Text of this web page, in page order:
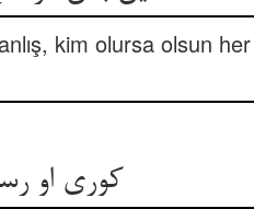
kim olursa olsun her